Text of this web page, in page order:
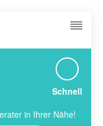
Schnell
in Ihrer Nähe!